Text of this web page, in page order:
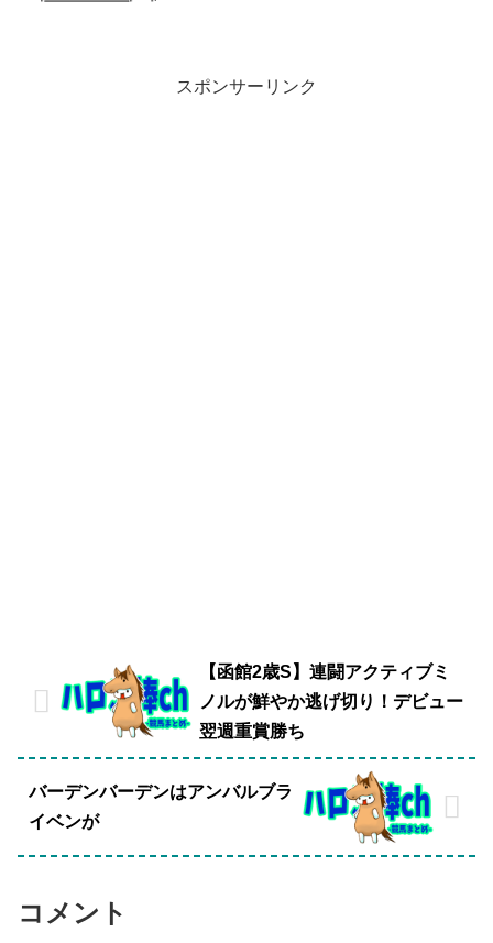
スポンサーリンク
【函館2歳S】連闘アクティブミ
ノルが鮮やか逃げ切り！デビュー
翌週重賞勝ち
バーデンバーデンはアンバルブラ
イベンが
コメント